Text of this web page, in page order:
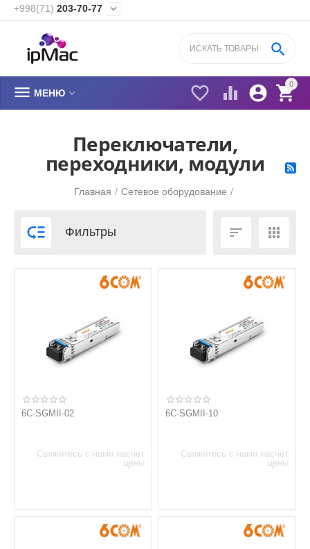
+998(71) 203-70-77 
0


 

 МЕНЮ 
Переключатели,
переходники, модули
Главная / Сетевое оборудование /
 Фильтры  
6C-SGMII-02
Свяжитесь с нами насчёт
цены
6C-SGMII-10
Свяжитесь с нами насчёт
цены